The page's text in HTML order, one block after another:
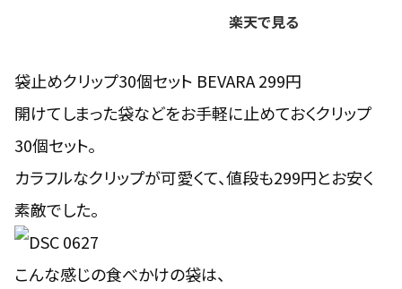
楽天で見る
袋止めクリップ30個セット BEVARA 299円
開けてしまった袋などをお手軽に止めておくクリップ
30個セット。
カラフルなクリップが可愛くて、値段も299円とお安く
素敵でした。
こんな感じの食べかけの袋は、